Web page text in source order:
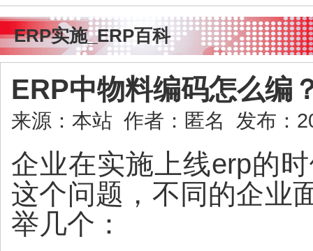
ERP实施_ERP百科
ERP中物料编码怎么编
来源：本站 作者：匿名 发布：
企业在实施上线erp的
这个问题，不同的企业
举几个：